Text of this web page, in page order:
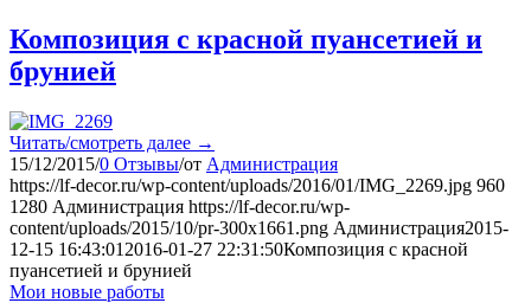
Композиция с красной пуансетией и
брунией
Читать/смотреть далее →
15/12/2015/0 Отзывы/от Администрация
https://lf-decor.ru/wp-content/uploads/2016/01/IMG_2269.jpg 960
1280 Администрация https://lf-decor.ru/wp-
content/uploads/2015/10/pr-300x1661.png Администрация2015-
12-15 16:43:01 2016-01-27 22:31:50Композиция с красной
пуансетией и брунией
Мои новые работы